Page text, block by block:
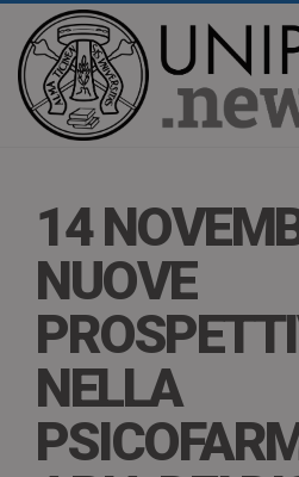
14
NUOVE
NELLA